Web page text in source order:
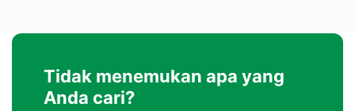
Tidak menemukan apa yang
Anda cari?